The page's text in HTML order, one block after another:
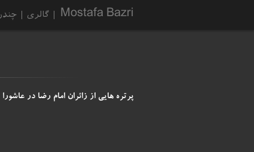
Mostafa Bazri گالری
پرتره هایی از زائران امام رضا در عاشورا